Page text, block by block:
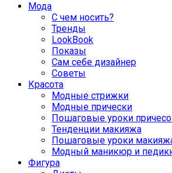
Мода
С чем носить?
Тренды
LookBook
Показы
Сам себе дизайнер
Советы
Красота
Модные стрижки
Модные прически
Пошаговые уроки
Тенденции макияжа
Пошаговые уроки
Модный маникюр и
Фигура